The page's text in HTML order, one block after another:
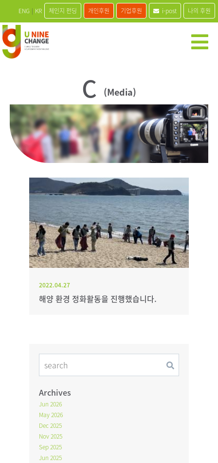
ENG | KR 체인지 펀딩 개인후원 기업후원 i-post 나의 후원
C (Media)
2022.04.27
해양 환경 정화활동을 진행했습니다.
Archives
Jun 2026
May 2026
Dec 2025
Nov 2025
Sep 2025
Jun 2025